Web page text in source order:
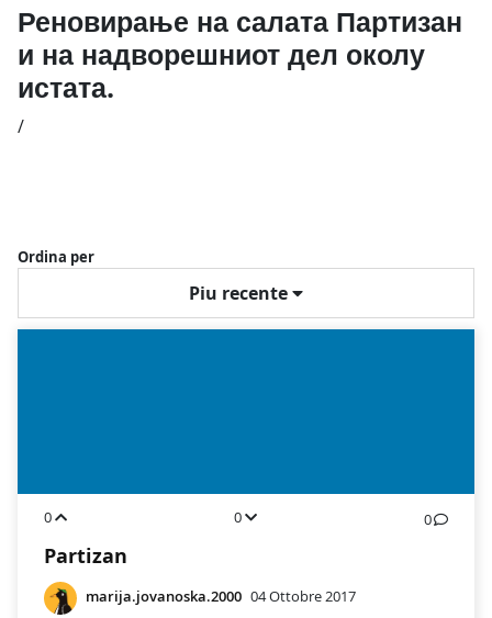
Реновирање на салата Партизан
и на надворешниот дел околу
истата.
/
Ordina per
Piu recente
0 0 0
Partizan
marija.jovanoska.2000 04 Ottobre 2017